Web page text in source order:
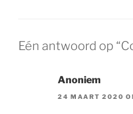
Eén antwoord op
Anoniem
24 MAART 2020